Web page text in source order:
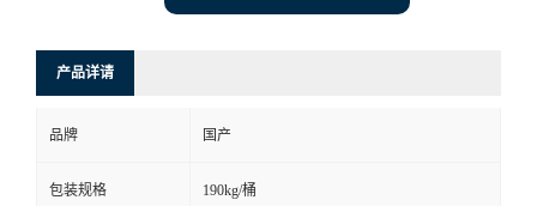
产品详请
品牌 国产
包装规格 190kg/桶